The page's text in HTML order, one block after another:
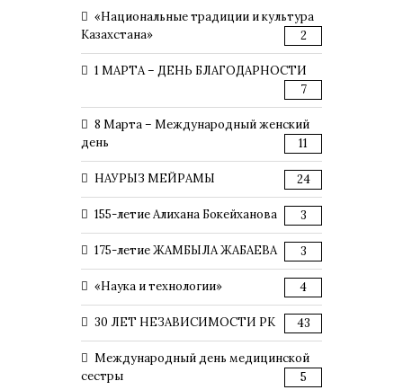
«Национальные традиции и культура
Казахстана»
2
1 МАРТА – ДЕНЬ БЛАГОДАРНОСТИ
7
8 Марта – Международный женский
день
11
НАУРЫЗ МЕЙРАМЫ 24
155-летие Алихана Бокейханова 3
175-летие ЖАМБЫЛА ЖАБАЕВА 3
«Наука и технологии» 4
30 ЛЕТ НЕЗАВИСИМОСТИ РК 43
Международный день медицинской
сестры
5